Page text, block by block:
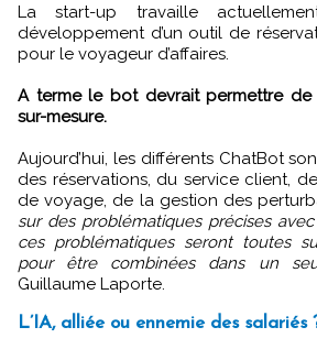
La start-up travaille
développement d’un outil de
pour le voyageur d’affaires.
A terme le bot devrait permettre de
sur-mesure.
Aujourd’hui, les différents ChatBot
des réservations, du service client,
de voyage, de la gestion des
sur des problématiques précises
ces problématiques seront toutes
pour être combinées dans un
Guillaume Laporte.
L’IA, alliée ou ennemie des salariés